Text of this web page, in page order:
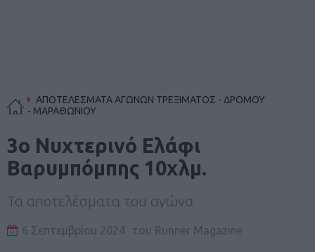
ΑΠΟΤΕΛΕΣΜΑΤΑ ΑΓΩΝΩΝ ΤΡΕΞΙΜΑΤΟΣ - ΔΡΟΜΟΥ
- ΜΑΡΑΘΩΝΙΟΥ
3ο Νυχτερινό Ελάφι
Βαρυμπόμπης 10χλμ.
Τα αποτελέσματα του αγώνα
6 Σεπτεμβρίου 2024 του Runner Magazine